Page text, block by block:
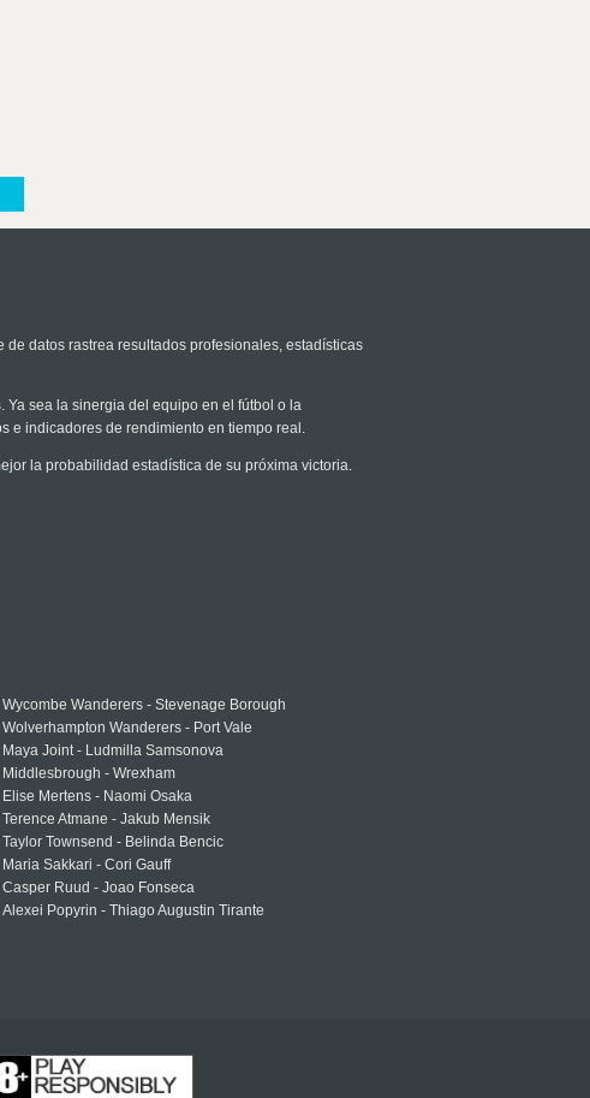
de datos rastrea resultados profesionales, estadísticas
sea la sinergia del equipo en el fútbol o la
e indicadores de rendimiento en tiempo real.
la probabilidad estadística de su próxima victoria.
Wycombe Wanderers - Stevenage Borough
Wolverhampton Wanderers - Port Vale
Maya Joint - Ludmilla Samsonova
Middlesbrough - Wrexham
Elise Mertens - Naomi Osaka
Terence Atmane - Jakub Mensik
Taylor Townsend - Belinda Bencic
Maria Sakkari - Cori Gauff
Casper Ruud - Joao Fonseca
Alexei Popyrin - Thiago Augustin Tirante